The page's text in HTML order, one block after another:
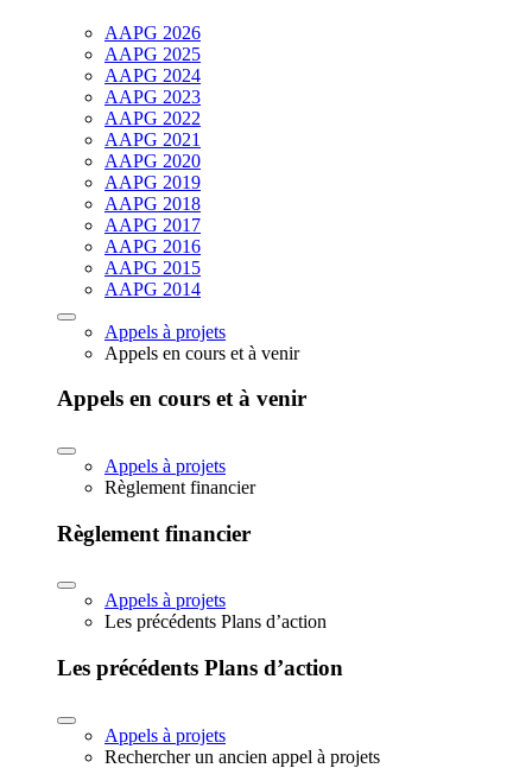
AAPG 2026
AAPG 2025
AAPG 2024
AAPG 2023
AAPG 2022
AAPG 2021
AAPG 2020
AAPG 2019
AAPG 2018
AAPG 2017
AAPG 2016
AAPG 2015
AAPG 2014
Appels à projets
Appels en cours et à venir
Appels en cours et à venir
Appels à projets
Règlement financier
Règlement financier
Appels à projets
Les précédents Plans d’action
Les précédents Plans d’action
Appels à projets
Rechercher un ancien appel à projets